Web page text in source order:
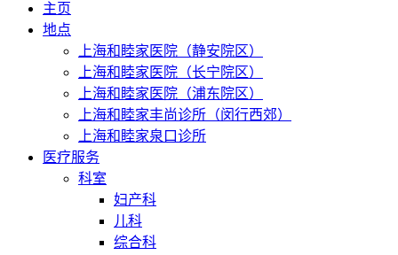
主页
地点
上海和睦家医院（静安院区）
上海和睦家医院（长宁院区）
上海和睦家医院（浦东院区）
上海和睦家丰尚诊所（闵行西郊）
上海和睦家泉口诊所
医疗服务
科室
妇产科
儿科
综合科